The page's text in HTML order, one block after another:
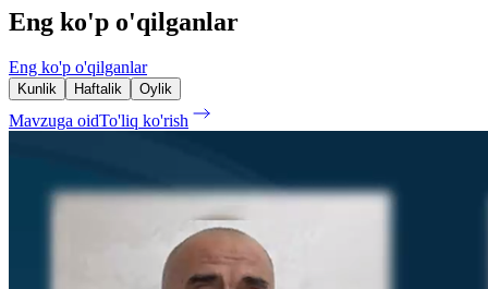
Eng ko'p o'qilganlar
Eng ko'p o'qilganlar
Kunlik Haftalik Oylik
Mavzuga oidTo'liq ko'rish